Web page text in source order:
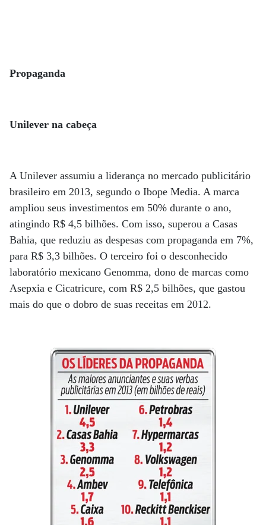
Propaganda
Unilever na cabeça
A Unilever assumiu a liderança no mercado publicitário
brasileiro em 2013, segundo o Ibope Media. A marca
ampliou seus investimentos em 50% durante o ano,
atingindo R$ 4,5 bilhões. Com isso, superou a Casas
Bahia, que reduziu as despesas com propaganda em 7%,
para R$ 3,3 bilhões. O terceiro foi o desconhecido
laboratório mexicano Ge­­nomma, dono de marcas como
Asepxia e Cicatricure, com R$ 2,5 bilhões, que gastou
mais do que o dobro de suas receitas em 2012.